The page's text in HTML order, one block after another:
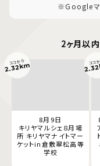
※Googleマ
2ヶ月以
8月9日
キリヤマルシェ８月場
所 キリヤマナイトマー
ケットin倉敷翠松高等
学校
ココから
2.32km ココ